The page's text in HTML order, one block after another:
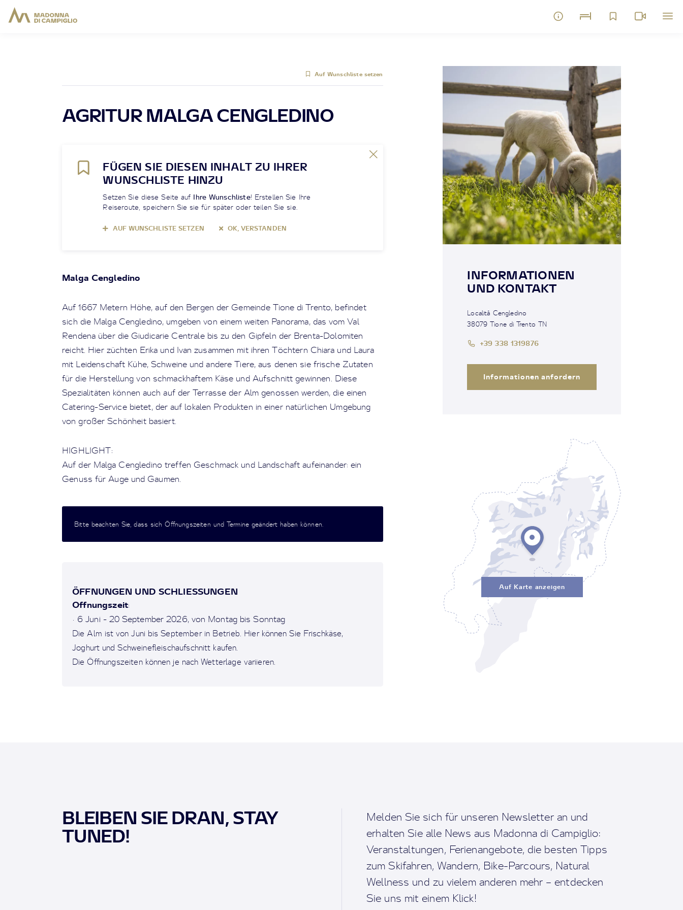
Auf Wunschliste setzen
AGRITUR MALGA CENGLEDINO
FÜGEN SIE DIESEN INHALT ZU IHRER
WUNSCHLISTE HINZU
Setzen Sie diese Seite auf Ihre Wunschliste! Erstellen Sie Ihre
Reiseroute, speichern Sie sie für später oder teilen Sie sie.
AUF WUNSCHLISTE SETZEN OK, VERSTANDEN
Malga Cengledino
Auf 1667 Metern Höhe, auf den Bergen der Gemeinde Tione di Trento, befindet
sich die Malga Cengledino, umgeben von einem weiten Panorama, das vom Val
Rendena über die Giudicarie Centrale bis zu den Gipfeln der Brenta-Dolomiten
reicht. Hier züchten Erika und Ivan zusammen mit ihren Töchtern Chiara und Laura
mit Leidenschaft Kühe, Schweine und andere Tiere, aus denen sie frische Zutaten
für die Herstellung von schmackhaftem Käse und Aufschnitt gewinnen. Diese
Spezialitäten können auch auf der Terrasse der Alm genossen werden, die einen
Catering-Service bietet, der auf lokalen Produkten in einer natürlichen Umgebung
von großer Schönheit basiert.
HIGHLIGHT:
Auf der Malga Cengledino treffen Geschmack und Landschaft aufeinander: ein
Genuss für Auge und Gaumen.
Bitte beachten Sie, dass sich Öffnungszeiten und Termine geändert haben können.
ÖFFNUNGEN UND SCHLIESSUNGEN
Offnungszeit:
• 6 Juni - 20 September 2026, von Montag bis Sonntag
Die Alm ist von Juni bis September in Betrieb. Hier können Sie Frischkäse,
Joghurt und Schweinefleischaufschnitt kaufen.
Die Öffnungszeiten können je nach Wetterlage variieren.
INFORMATIONEN
UND KONTAKT
Località Cengledino
38079 Tione di Trento TN
+39 338 1319876
Informationen anfordern
Auf Karte anzeigen
BLEIBEN SIE DRAN, STAY
TUNED!
Melden Sie sich für unseren Newsletter an und
erhalten Sie alle News aus Madonna di Campiglio:
Veranstaltungen, Ferienangebote, die besten Tipps
zum Skifahren, Wandern, Bike-Parcours, Natural
Wellness und zu vielem anderen mehr – entdecken
Sie uns mit einem Klick!